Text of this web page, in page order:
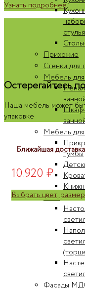
стулья
Прихожие
Стенки для
Мебель
Мебель для
тумбы
Свет
Фасады
Узнать подробнее
Остерегайтесь
Наша мебель может
упаковке
Ближайшая
10.920 ₽
Выбрать цвет,